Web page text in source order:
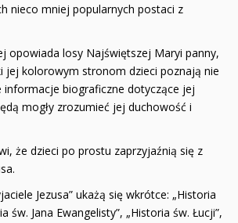
nieco mniej popularnych postaci z
opowiada losy Najświętszej Maryi panny,
jej kolorowym stronom dzieci poznają nie
informacje biograficzne dotyczące jej
mogły zrozumieć jej duchowość i
że dzieci po prostu zaprzyjaźnią się z
Jezusa” ukażą się wkrótce: „Historia
św. Jana Ewangelisty”, „Historia św. Łucji”,